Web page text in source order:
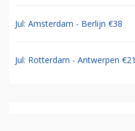
Jul: Amsterdam - Berlijn €38
Jul: Rotterdam - Antwerpen €21